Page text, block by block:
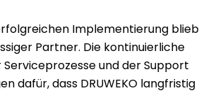
Implementierung blieb
Partner. Die kontinuierliche
und der Support
dafür, dass DRUWEKO langfristig